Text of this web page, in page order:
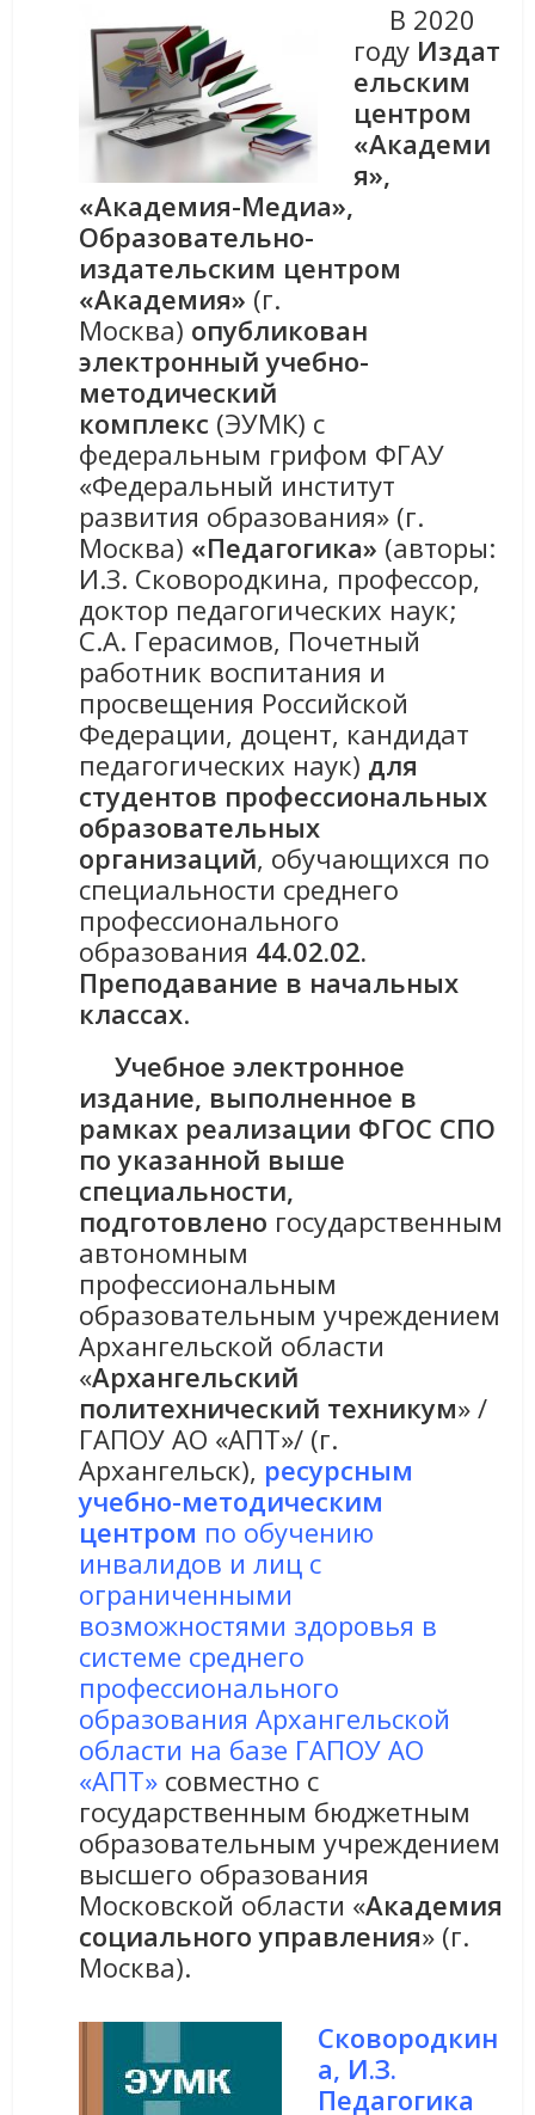
В 2020
году Издат
ельским
центром
«Академи
я»,
«Академия-Медиа»,
Образовательно-
издательским центром
«Академия» (г.
Москва) опубликован
электронный учебно-
методический
комплекс (ЭУМК) с
федеральным грифом ФГАУ
«Федеральный институт
развития образования» (г.
Москва) «Педагогика» (авторы:
И.З. Сковородкина, профессор,
доктор педагогических наук;
С.А. Герасимов, Почетный
работник воспитания и
просвещения Российской
Федерации, доцент, кандидат
педагогических наук) для
студентов профессиональных
образовательных
организаций, обучающихся по
специальности среднего
профессионального
образования 44.02.02.
Преподавание в начальных
классах.
Учебное электронное
издание, выполненное в
рамках реализации ФГОС СПО
по указанной выше
специальности,
подготовлено государственным
автономным
профессиональным
образовательным учреждением
Архангельской области
«Архангельский
политехнический техникум» /
ГАПОУ АО «АПТ»/ (г.
Архангельск), ресурсным
учебно-методическим
центром по обучению
инвалидов и лиц с
ограниченными
возможностями здоровья в
системе среднего
профессионального
образования Архангельской
области на базе ГАПОУ АО
«АПТ» совместно с
государственным бюджетным
образовательным учреждением
высшего образования
Московской области «Академия
социального управления» (г.
Москва).
Сковородкин
а, И.З.
Педагогика